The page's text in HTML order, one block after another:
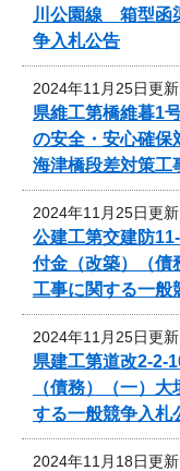
川公園線 箱型函
争入札公告
2024年11月25日更新
県維工第橋維暮1
の安全・安心確
海津橋段差対策工
2024年11月25日更新
公建工第交建防
付金（改築）（
工事に関する一般
2024年11月25日更新
県建工第道改2-2-
（債務）（一）
する一般競争入札
2024年11月18日更新